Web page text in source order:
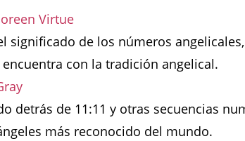
Virtue
significado de los números
con la tradición angelical.
detrás de 11:11 y otras secuencias
más reconocido del mundo.